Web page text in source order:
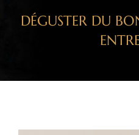
DÉGUSTER DU